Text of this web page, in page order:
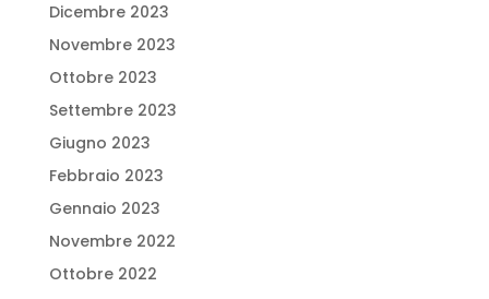
Dicembre 2023
Novembre 2023
Ottobre 2023
Settembre 2023
Giugno 2023
Febbraio 2023
Gennaio 2023
Novembre 2022
Ottobre 2022